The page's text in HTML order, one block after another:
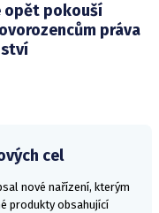
opět pokouší
práva
cel
nové nařízení, kterým
produkty obsahující